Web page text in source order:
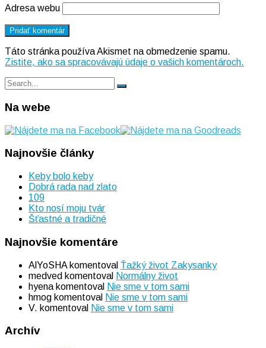
Adresa webu
Táto stránka používa Akismet na obmedzenie spamu.
Zistite, ako sa spracovávajú údaje o vašich komentároch.
Search
for:
Search
Na webe
Najnovšie články
Keby bolo keby
Dobrá rada nad zlato
109
Kto nosí moju tvár
Šťastné a tradičné
Najnovšie komentáre
AlYoSHAkomentoval Ťažký život Zakysanky
medved komentoval Normálny život
hyena komentoval Nie sme v tom sami
hmog komentoval Nie sme v tom sami
V. komentoval Nie sme v tom sami
Archív